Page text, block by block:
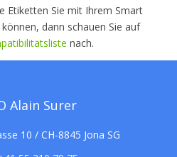
Etiketten Sie mit Ihrem Smart
dann schauen Sie auf
nach.
Alain Surer
10 / CH-8845 Jona SG